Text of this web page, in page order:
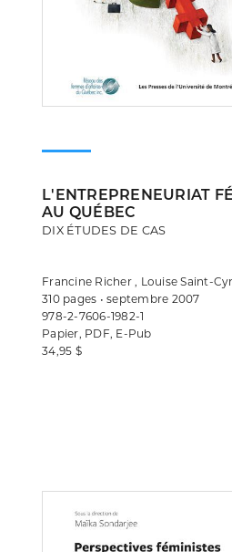
L'ENTREPRENEURIAT
AU QUÉBEC
DIX ÉTUDES DE CAS
Francine Richer , Louise Saint-
310 pages • septembre 2007
978-2-7606-1982-1
Papier, PDF, E-Pub
34,95 $